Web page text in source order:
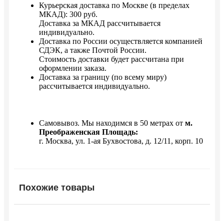
Курьерская доставка по Москве (в пределах
МКАД): 300 руб.
Доставка за МКАД рассчитывается
индивидуально.
Доставка по России осуществляется компанией
СДЭК, а также Почтой России.
Стоимость доставки будет расcчитана при
оформлении заказа.
Доставка за границу (по всему миру)
рассчитывается индивидуально.
Самовывоз. Мы находимся в 50 метрах от м.
Преображенская Площадь:
г. Москва, ул. 1-ая Бухвостова, д. 12/11, корп. 10
Похожие товары